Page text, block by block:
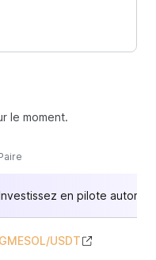
le moment.
en pilote
GMESOL/USDT